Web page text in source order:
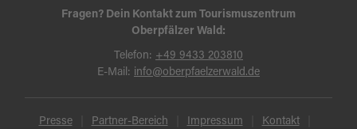
Fragen? Dein Kontakt zum Tourismuszentrum
Oberpfälzer Wald:
Telefon: +49 9433 203810
E-Mail: info@oberpfaelzerwald.de
Presse Partner-Bereich Impressum Kontakt